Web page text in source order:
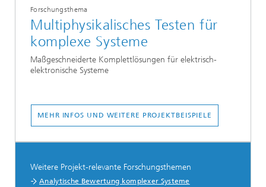
Forschungsthema
Multiphysikalisches Testen für
komplexe Systeme
Maßgeschneiderte Komplettlösungen für elektrisch-
elektronische Systeme
MEHR INFOS UND WEITERE PROJEKTBEISPIELE
Weitere Projekt-relevante Forschungsthemen
Analytische Bewertung komplexer Systeme